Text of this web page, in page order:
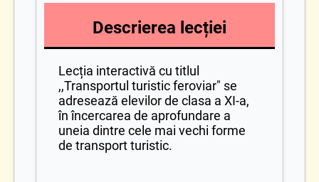
Descrierea lecției
Lecția interactivă cu titlul
,,Transportul turistic feroviar" se
adresează elevilor de clasa a XI-a,
în încercarea de aprofundare a
uneia dintre cele mai vechi forme
de transport turistic.